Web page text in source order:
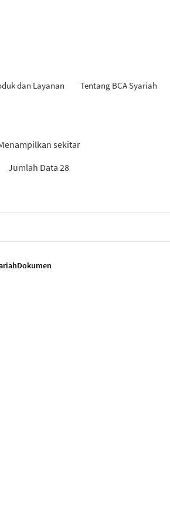
dan Layanan Tentang BCA Syariah
sekitar
Jumlah Data 28
Dokumen